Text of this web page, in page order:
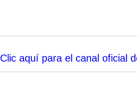
Clic aquí para el canal oficial